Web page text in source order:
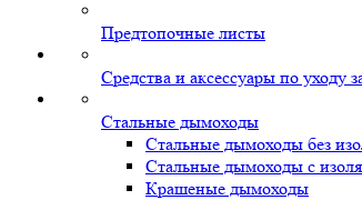
Предтопочные листы
Средства и аксессуары по
Стальные дымоходы
Стальные дымоходы без
Стальные дымоходы с
Крашеные дымоходы